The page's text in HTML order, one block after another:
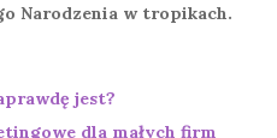
Narodzenia w tropikach.
jest?
dla małych firm